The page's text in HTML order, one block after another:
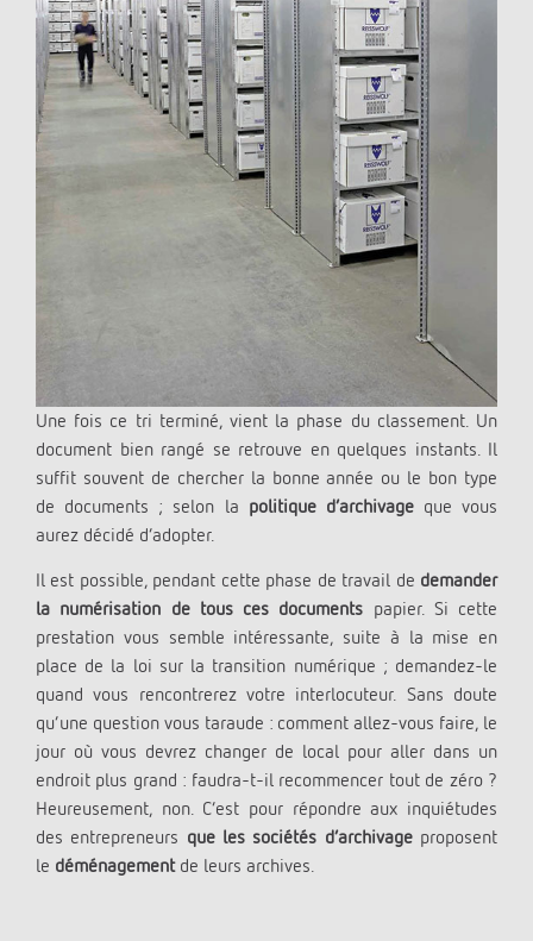
Une fois ce tri terminé, vient la phase du classement. Un
document bien rangé se retrouve en quelques instants. Il
suffit souvent de chercher la bonne année ou le bon type
de documents ; selon la politique d’archivageque vous
aurez décidé d’adopter.
Il est possible, pendant cette phase de travail de demander
la numérisation de tous ces documents papier. Si cette
prestation vous semble intéressante, suite à la mise en
place de la loi sur la transition numérique ; demandez-le
quand vous rencontrerez votre interlocuteur. Sans doute
qu’une question vous taraude : comment allez-vous faire, le
jour où vous devrez changer de local pour aller dans un
endroit plus grand : faudra-t-il recommencer tout de zéro ?
Heureusement, non. C’est pour répondre aux inquiétudes
des entrepreneurs que les sociétés d’archivageproposent
le déménagementde leurs archives.